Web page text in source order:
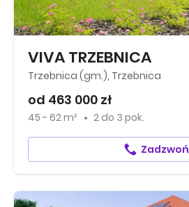
VIVA TRZEBNICA
Trzebnica (gm.), Trzebnica
od 463 000 zł
45 - 62 m² 2 do 3 pok.
Zadzwoń